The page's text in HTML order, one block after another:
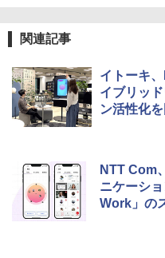
関連記事
イトーキ
イブリッ
ン活性化
NTT Com
ニケーシ
Work」の